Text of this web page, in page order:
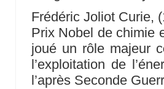
Frédéric Joliot Curie,
Prix Nobel de chimie
joué un rôle majeur
l’exploitation de
l’après Seconde